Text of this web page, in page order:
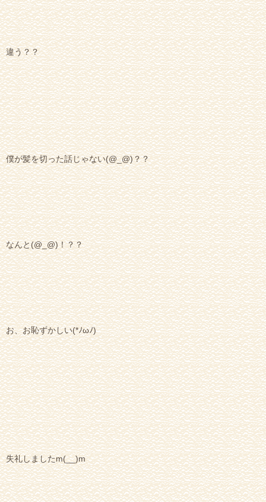
違う？？
僕が髪を切った話じゃない(@_@)？？
なんと(@_@)！？？
お、お恥ずかしい(*ﾉωﾉ)
失礼しましたm(__)m